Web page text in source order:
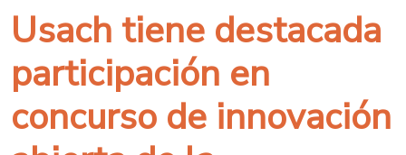
Usach tiene destacada
participación en
concurso de innovación